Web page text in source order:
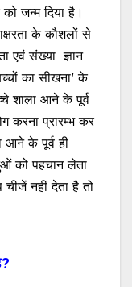
जन्म दिया है।
के कौशलों से
एवं संख्या ज्ञान
का सीखना’ के
शाला आने के पूर्व
करना प्रारम्भ कर
आने के पूर्व ही
को पहचान लेता
नहीं देता है तो